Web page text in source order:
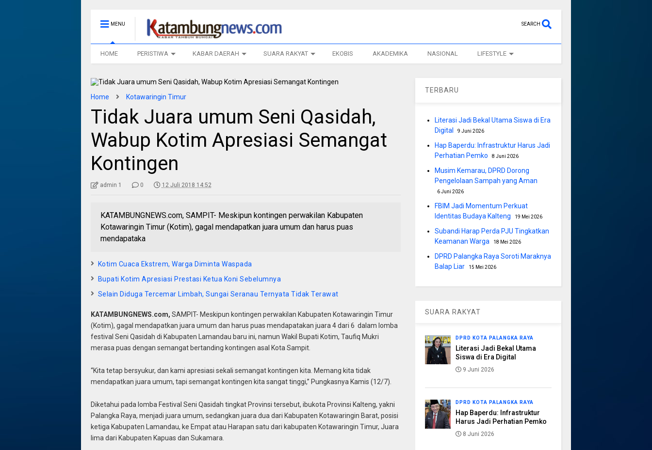
MENU SEARCH
HOME PERISTIWA KABAR DAERAH SUARA RAKYAT EKOBIS AKADEMIKA NASIONAL LIFESTYLE
Home Kotawaringin Timur
Tidak Juara umum Seni Qasidah,
Wabup Kotim Apresiasi Semangat
Kontingen
admin 1 0 12 Juli 2018 14:52
KATAMBUNGNEWS.com, SAMPIT- Meskipun kontingen perwakilan Kabupaten
Kotawaringin Timur (Kotim), gagal mendapatkan juara umum dan harus puas
mendapataka
Kotim Cuaca Ekstrem, Warga Diminta Waspada
Bupati Kotim Apresiasi Prestasi Ketua Koni Sebelumnya
Selain Diduga Tercemar Limbah, Sungai Seranau Ternyata Tidak Terawat
KATAMBUNGNEWS.com, SAMPIT- Meskipun kontingen perwakilan Kabupaten Kotawaringin Timur
(Kotim), gagal mendapatkan juara umum dan harus puas mendapatakan juara 4 dari 6 dalam lomba
festival Seni Qasidah di Kabupaten Lamandau baru ini, namun Wakil Bupati Kotim, Taufiq Mukri
merasa puas dengan semangat bertanding kontingen asal Kota Sampit.
“Kita tetap bersyukur, dan kami apresiasi sekali semangat kontingen kita. Memang kita tidak
mendapatkan juara umum, tapi semangat kontingen kita sangat tinggi,” Pungkasnya Kamis (12/7).
Diketahui pada lomba Festival Seni Qasidah tingkat Provinsi tersebut, ibukota Provinsi Kalteng, yakni
Palangka Raya, menjadi juara umum, sedangkan juara dua dari Kabupaten Kotawaringin Barat, posisi
ketiga Kabupaten Lamandau, ke Empat atau Harapan satu dari kabupaten Kotawaringin Timur, Juara
lima dari Kabupaten Kapuas dan Sukamara.
TERBARU
Literasi Jadi Bekal Utama Siswa di Era
Digital
9 Juni 2026
Hap Baperdu: Infrastruktur Harus Jadi
Perhatian Pemko
8 Juni 2026
Musim Kemarau, DPRD Dorong
Pengelolaan Sampah yang Aman
6 Juni 2026
FBIM Jadi Momentum Perkuat
Identitas Budaya Kalteng
19 Mei 2026
Subandi Harap Perda PJU Tingkatkan
Keamanan Warga
18 Mei 2026
DPRD Palangka Raya Soroti Maraknya
Balap Liar
15 Mei 2026
SUARA RAKYAT
DPRD KOTA PALANGKA RAYA
Literasi Jadi Bekal Utama
Siswa di Era Digital
9 Juni 2026
DPRD KOTA PALANGKA RAYA
Hap Baperdu: Infrastruktur
Harus Jadi Perhatian Pemko
8 Juni 2026